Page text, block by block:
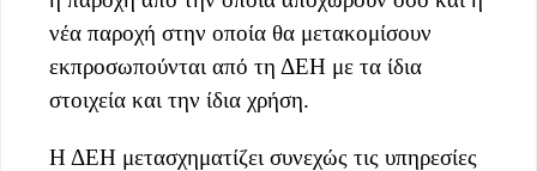
νέα παροχή στην οποία θα μετακομίσουν
εκπροσωπούνται από τη ΔΕΗ με τα ίδια
στοιχεία και την ίδια χρήση.
Η ΔΕΗ μετασχηματίζει συνεχώς τις υπηρεσίες